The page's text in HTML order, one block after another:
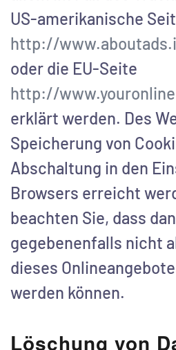
US-amerikanische
http://
oder die EU-Seite
http://
erklärt werden. Des
Speicherung von
Abschaltung in den
Browsers erreicht
beachten Sie, dass
gegebenenfalls nicht
dieses
werden können.
Löschung von